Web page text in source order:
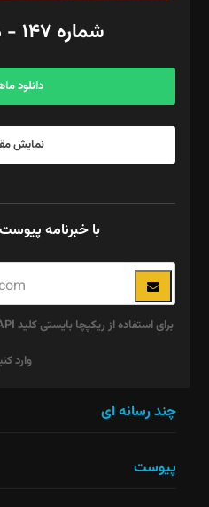
آگهی و مشترکین: ۰۹۱۹۹۹۹۰۴۵۴
شماره ۱۴۷ - مرداد ۱۴۰۵
دانلود
نمایش
با خبرنامه
وارد
نباید
چند رسانه ای
پیوست